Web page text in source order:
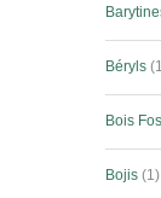
Béryls
Bois
Bojis 1